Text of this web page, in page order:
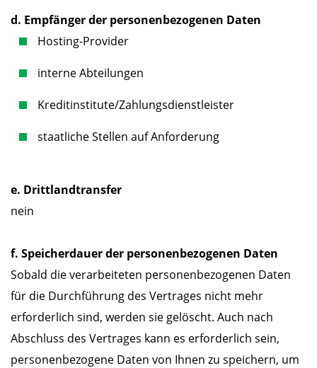
d. Empfänger der personenbezogenen Daten
Hosting-Provider
interne Abteilungen
Kreditinstitute/Zahlungsdienstleister
staatliche Stellen auf Anforderung
e. Drittlandtransfer
nein
f. Speicherdauer der personenbezogenen Daten
Sobald die verarbeiteten personenbezogenen Daten
für die Durchführung des Vertrages nicht mehr
erforderlich sind, werden sie gelöscht. Auch nach
Abschluss des Vertrages kann es erforderlich sein,
personenbezogene Daten von Ihnen zu speichern, um